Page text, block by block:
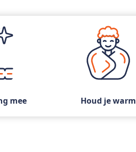
mee Houd je warm